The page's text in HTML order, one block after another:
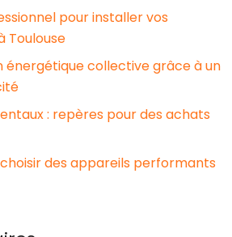
pour installer vos
Toulouse
énergétique collective grâce à un
: repères pour des achats
des appareils performants